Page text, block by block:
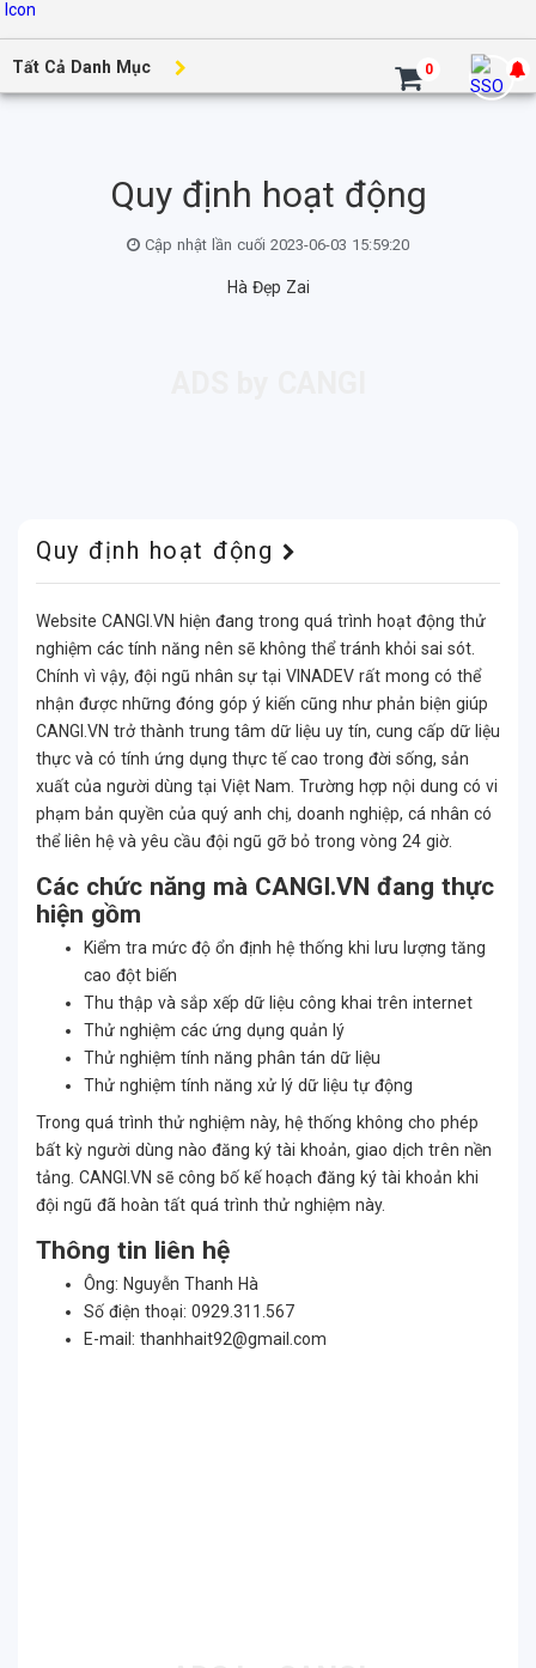
0
Tất Cả Danh Mục
Quy định hoạt động
Cập nhật lần cuối 2023-06-03 15:59:20
Hà Đẹp Zai
Quy định hoạt động
Website CANGI.VN hiện đang trong quá trình hoạt động thử
nghiệm các tính năng nên sẽ không thể tránh khỏi sai sót.
Chính vì vậy, đội ngũ nhân sự tại VINADEV rất mong có thể
nhận được những đóng góp ý kiến cũng như phản biện giúp
CANGI.VN trở thành trung tâm dữ liệu uy tín, cung cấp dữ liệu
thực và có tính ứng dụng thực tế cao trong đời sống, sản
xuất của người dùng tại Việt Nam. Trường hợp nội dung có vi
phạm bản quyền của quý anh chị, doanh nghiệp, cá nhân có
thể liên hệ và yêu cầu đội ngũ gỡ bỏ trong vòng 24 giờ.
Các chức năng mà CANGI.VN đang thực
hiện gồm
Kiểm tra mức độ ổn định hệ thống khi lưu lượng tăng
cao đột biến
Thu thập và sắp xếp dữ liệu công khai trên internet
Thử nghiệm các ứng dụng quản lý
Thử nghiệm tính năng phân tán dữ liệu
Thử nghiệm tính năng xử lý dữ liệu tự động
Trong quá trình thử nghiệm này, hệ thống không cho phép
bất kỳ người dùng nào đăng ký tài khoản, giao dịch trên nền
tảng. CANGI.VN sẽ công bố kế hoạch đăng ký tài khoản khi
đội ngũ đã hoàn tất quá trình thử nghiệm này.
Thông tin liên hệ
Ông: Nguyễn Thanh Hà
Số điện thoại: 0929.311.567
E-mail: thanhhait92@gmail.com